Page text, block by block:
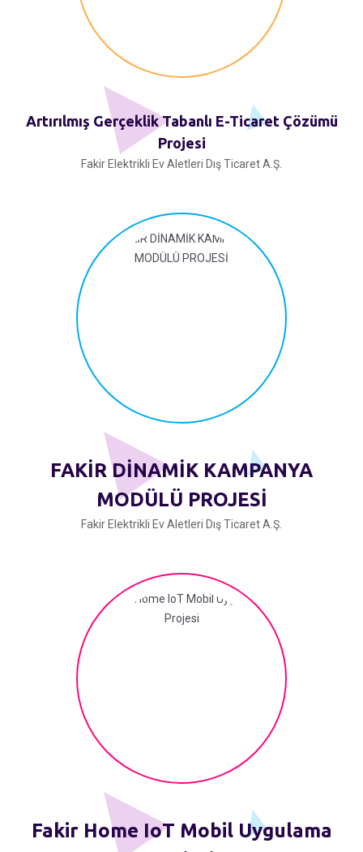
Artırılmış Gerçeklik Tabanlı E-Ticaret Çözümü
Projesi
Fakir Elektrikli Ev Aletleri Dış Ticaret A.Ş.
FAKİR DİNAMİK KAMPANYA
MODÜLÜ PROJESİ
Fakir Elektrikli Ev Aletleri Dış Ticaret A.Ş.
Fakir Home IoT Mobil Uygulama